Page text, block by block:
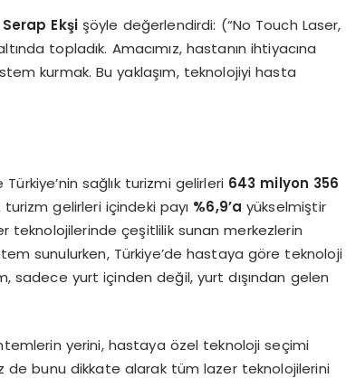
Serap Ekşişöyle değerlendirdi: (“No Touch Laser,
topladık. Amacımız, hastanın ihtiyacına
kurmak. Bu yaklaşım, teknolojiyi hasta
Türkiye’nin sağlık turizmi gelirleri 643 milyon 356
gelirleri içindeki payı %6,9’a yükselmiştir
teknolojilerinde çeşitlilik sunan merkezlerin
sunulurken, Türkiye’de hastaya göre teknoloji
sadece yurt içinden değil, yurt dışından gelen
yerini, hastaya özel teknoloji seçimi
de bunu dikkate alarak tüm lazer teknolojilerini